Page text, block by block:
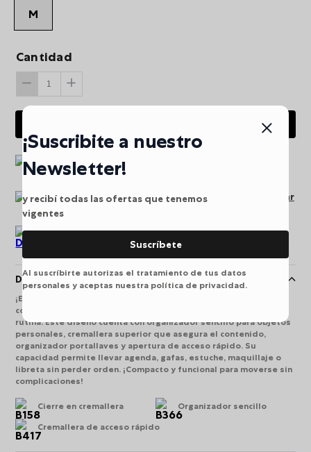
M
Cantidad
Pago seguro puede pagar
Descripción
¡Elígelo siempre! Freya es un bolso tipo tote bag mediano,
confeccionado en poliéster acolchado, ideal para acompañar tu
rutina. Este diseño cuenta con organizador sencillo para objetos
personales, cremallera superior que asegura el contenido,
organizador portallaves y apertura de acceso rápido. Su
capacidad permite llevar agenda, gafas, estuche, maquillaje o
libreta sin perder orden. ¡Compacto y funcional para moverse sin
complicaciones!
Cierre en cremallera
Organizador sencillo
Cremallera de acceso rápido
¡Suscribite a nuestro
Newsletter!
y recibí todas las ofertas que tenemos
vigentes
Suscríbete
Al suscríbirte autorizas el tratamiento de tus datos
personales y aceptas nuestra política de privacidad.